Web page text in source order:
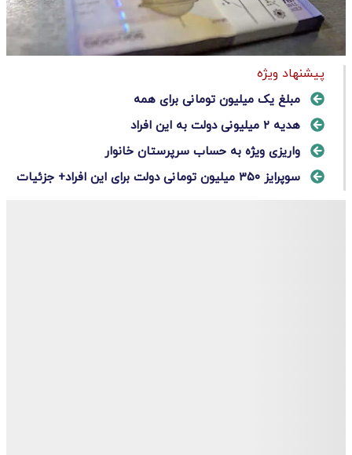
پیشنهاد ویژه
مبلغ یک میلیون تومانی برای همه
هدیه ۲ میلیونی دولت به این افراد
واریزی ویژه به حساب سرپرستان خانوار
سوپرایز ۳۵۰ میلیون تومانی دولت برای این افراد+ جزئیات